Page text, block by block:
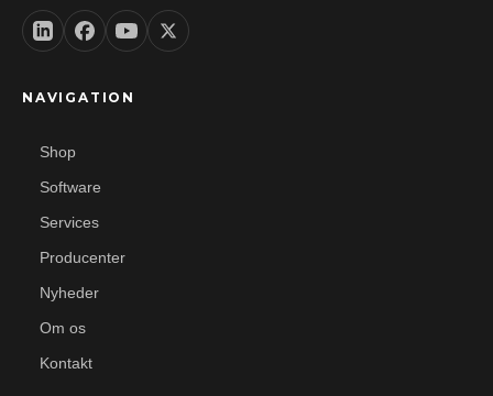
NAVIGATION
Shop
Software
Services
Producenter
Nyheder
Om os
Kontakt